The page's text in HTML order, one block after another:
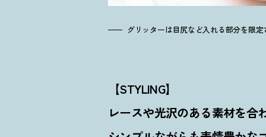
グリッターは目尻など入れる部分を限
【STYLING】
レースや光沢のある素材を合